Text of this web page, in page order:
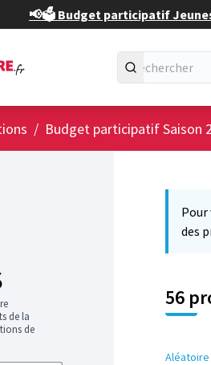
📢🗳️ Budget participatif
/ Budget participatif Saison
de la
de
des
56
Aléatoire